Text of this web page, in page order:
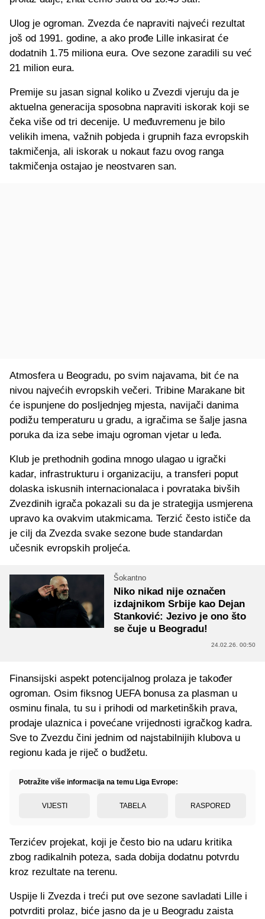
Ulog je ogroman. Zvezda će napraviti najveći rezultat
još od 1991. godine, a ako prođe Lille inkasirat će
dodatnih 1.75 miliona eura. Ove sezone zaradili su već
21 milion eura.
Premije su jasan signal koliko u Zvezdi vjeruju da je
aktuelna generacija sposobna napraviti iskorak koji se
čeka više od tri decenije. U međuvremenu je bilo
velikih imena, važnih pobjeda i grupnih faza evropskih
takmičenja, ali iskorak u nokaut fazu ovog ranga
takmičenja ostajao je neostvaren san.
Atmosfera u Beogradu, po svim najavama, bit će na
nivou najvećih evropskih večeri. Tribine Marakane bit
će ispunjene do posljednjeg mjesta, navijači danima
podižu temperaturu u gradu, a igračima se šalje jasna
poruka da iza sebe imaju ogroman vjetar u leđa.
Klub je prethodnih godina mnogo ulagao u igrački
kadar, infrastrukturu i organizaciju, a transferi poput
dolaska iskusnih internacionalaca i povrataka bivših
Zvezdinih igrača pokazali su da je strategija usmjerena
upravo ka ovakvim utakmicama. Terzić često ističe da
je cilj da Zvezda svake sezone bude standardan
učesnik evropskih proljeća.
Šokantno
Niko nikad nije označen
izdajnikom Srbije kao Dejan
Stanković: Jezivo je ono što
se čuje u Beogradu!
24.02.26. 00:50
Finansijski aspekt potencijalnog prolaza je također
ogroman. Osim fiksnog UEFA bonusa za plasman u
osminu finala, tu su i prihodi od marketinških prava,
prodaje ulaznica i povećane vrijednosti igračkog kadra.
Sve to Zvezdu čini jednim od najstabilnijih klubova u
regionu kada je riječ o budžetu.
Potražite više informacija na temu Liga Evrope:
VIJESTI TABELA RASPORED
Terzićev projekat, koji je često bio na udaru kritika
zbog radikalnih poteza, sada dobija dodatnu potvrdu
kroz rezultate na terenu.
Uspije li Zvezda i treći put ove sezone savladati Lille i
potvrditi prolaz, biće jasno da je u Beogradu zaista